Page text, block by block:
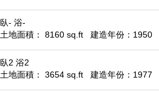
臥- 浴-
土地面積： 8160 sq.ft
建造年份：1950
臥2 浴2
土地面積： 3654 sq.ft
建造年份：1977